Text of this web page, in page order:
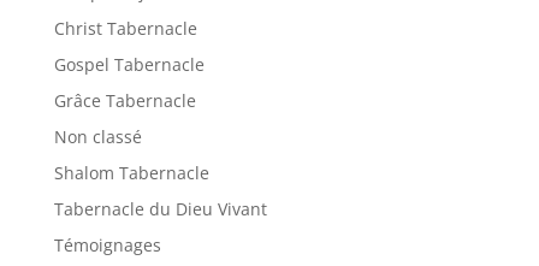
Christ Tabernacle
Gospel Tabernacle
Grâce Tabernacle
Non classé
Shalom Tabernacle
Tabernacle du Dieu Vivant
Témoignages